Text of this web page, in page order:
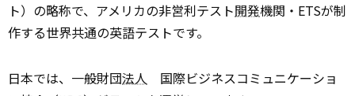
ト）の略称で、アメリカの非営利テスト開発機関・ETSが制
作する世界共通の英語テストです。
日本では、一般財団法人 国際ビジネスコミュニケーショ